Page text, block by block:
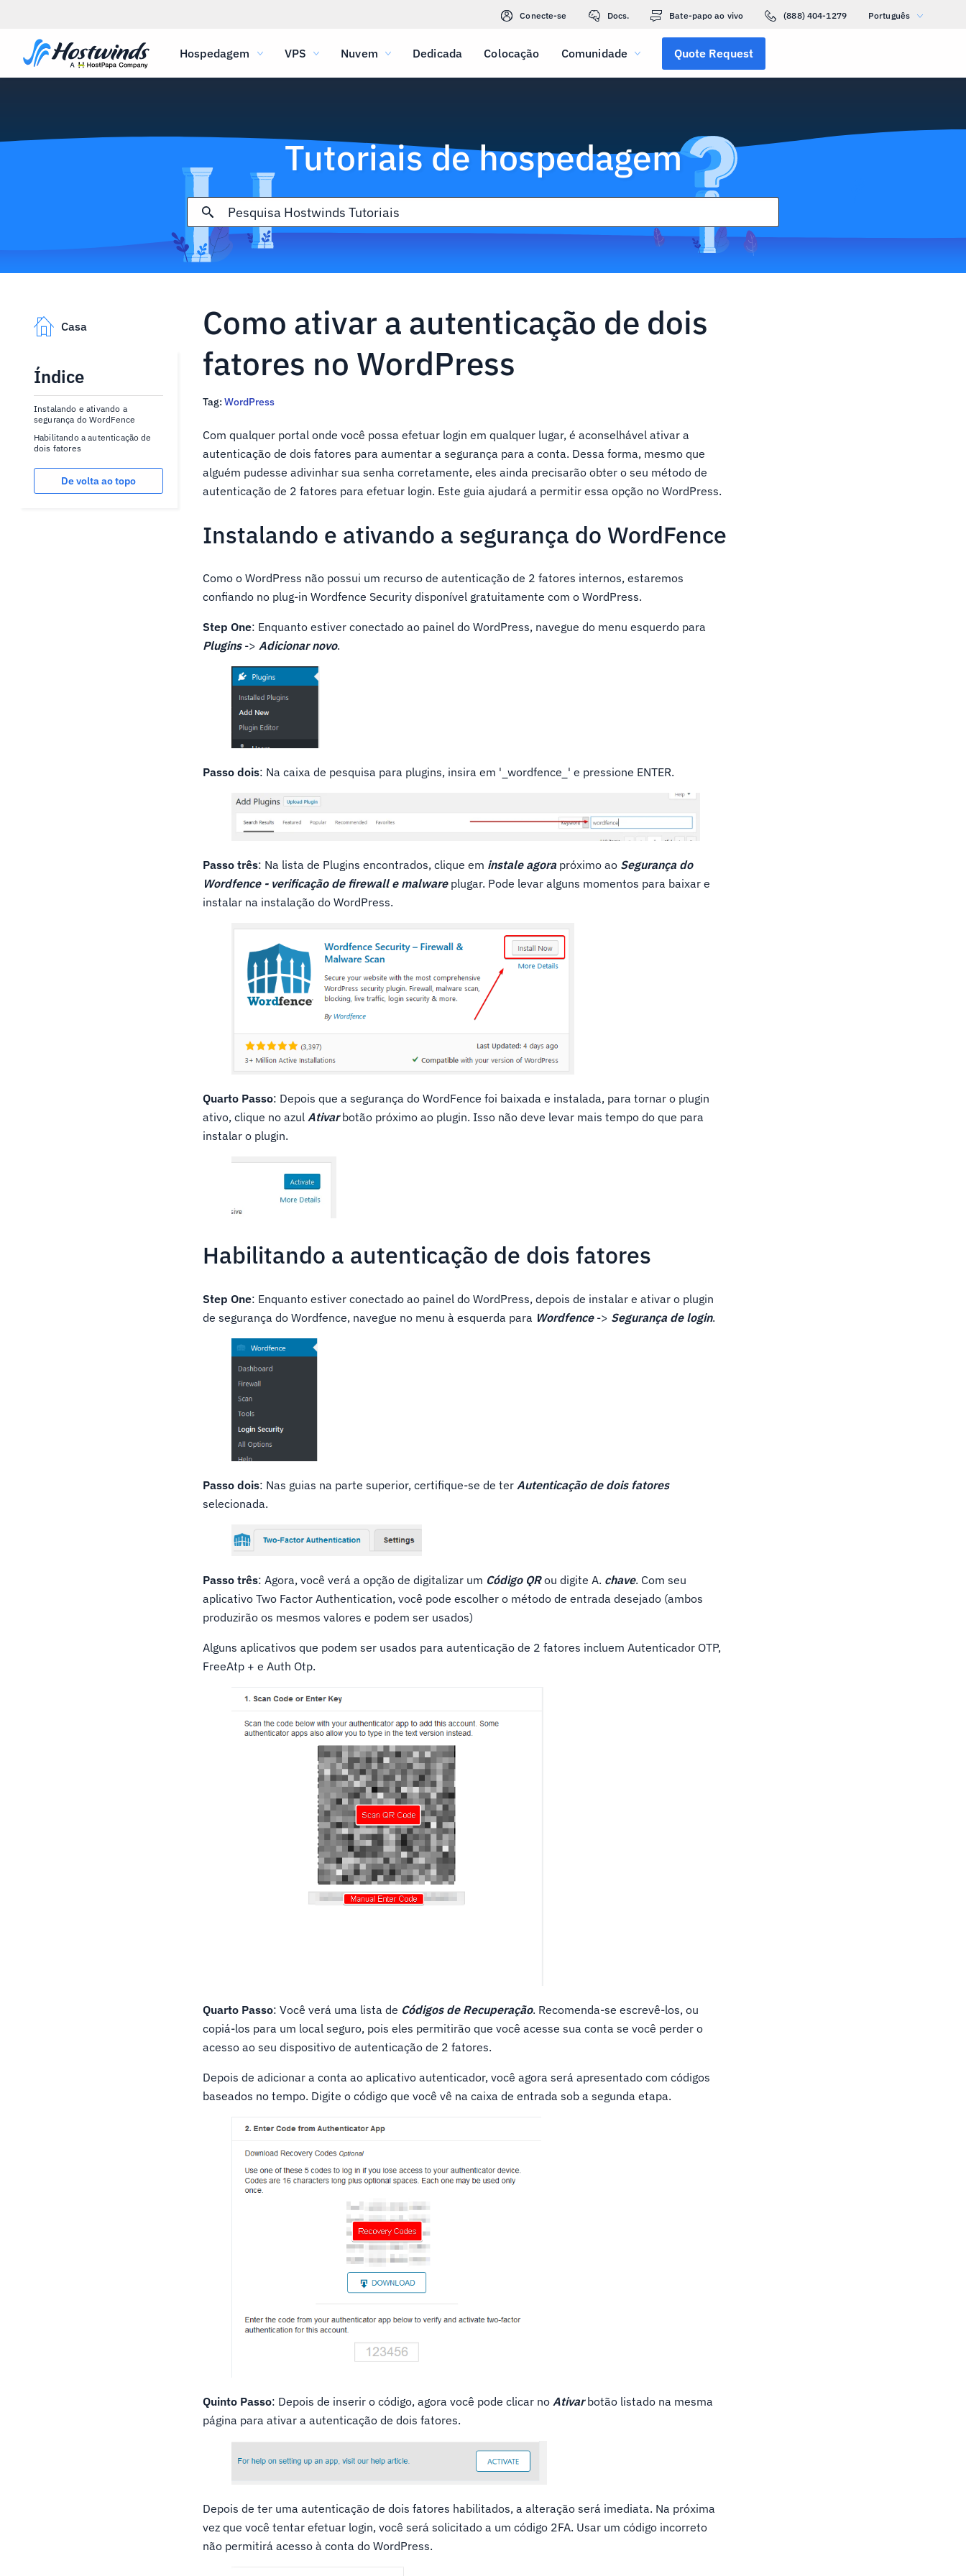
Conecte-se Docs. Bate-papo ao vivo (888) 404-1279 Português
Hospedagem VPS Nuvem Dedicada Colocação Comunidade Quote Request
Tutoriais de hospedagem
Casa
Índice
Instalando e ativando a
segurança do WordFence
Habilitando a autenticação de
dois fatores
De volta ao topo
Como ativar a autenticação de dois
fatores no WordPress
Tag: WordPress
Com qualquer portal onde você possa efetuar login em qualquer lugar, é aconselhável ativar a
autenticação de dois fatores para aumentar a segurança para a conta. Dessa forma, mesmo que
alguém pudesse adivinhar sua senha corretamente, eles ainda precisarão obter o seu método de
autenticação de 2 fatores para efetuar login. Este guia ajudará a permitir essa opção no WordPress.
Instalando e ativando a segurança do WordFence
Como o WordPress não possui um recurso de autenticação de 2 fatores internos, estaremos
confiando no plug-in Wordfence Security disponível gratuitamente com o WordPress.
Step One: Enquanto estiver conectado ao painel do WordPress, navegue do menu esquerdo para
Plugins->Adicionar novo.
Passo dois: Na caixa de pesquisa para plugins, insira em '_wordfence_' e pressione ENTER.
Passo três: Na lista de Plugins encontrados, clique em instale agorapróximo ao Segurança do
Wordfence - verificação de firewall e malwareplugar. Pode levar alguns momentos para baixar e
instalar na instalação do WordPress.
Quarto Passo: Depois que a segurança do WordFence foi baixada e instalada, para tornar o plugin
ativo, clique no azul Ativarbotão próximo ao plugin. Isso não deve levar mais tempo do que para
instalar o plugin.
Habilitando a autenticação de dois fatores
Step One: Enquanto estiver conectado ao painel do WordPress, depois de instalar e ativar o plugin
de segurança do Wordfence, navegue no menu à esquerda para Wordfence-> Segurança de login.
Passo dois: Nas guias na parte superior, certifique-se de ter Autenticação de dois fatores
selecionada.
Passo três: Agora, você verá a opção de digitalizar um Código QRou digite A. chave. Com seu
aplicativo Two Factor Authentication, você pode escolher o método de entrada desejado (ambos
produzirão os mesmos valores e podem ser usados)
Alguns aplicativos que podem ser usados para autenticação de 2 fatores incluem Autenticador OTP,
FreeAtp + e Auth Otp.
Quarto Passo: Você verá uma lista de Códigos de Recuperação. Recomenda-se escrevê-los, ou
copiá-los para um local seguro, pois eles permitirão que você acesse sua conta se você perder o
acesso ao seu dispositivo de autenticação de 2 fatores.
Depois de adicionar a conta ao aplicativo autenticador, você agora será apresentado com códigos
baseados no tempo. Digite o código que você vê na caixa de entrada sob a segunda etapa.
Quinto Passo: Depois de inserir o código, agora você pode clicar noAtivarbotão listado na mesma
página para ativar a autenticação de dois fatores.
Depois de ter uma autenticação de dois fatores habilitados, a alteração será imediata. Na próxima
vez que você tentar efetuar login, você será solicitado a um código 2FA. Usar um código incorreto
não permitirá acesso à conta do WordPress.